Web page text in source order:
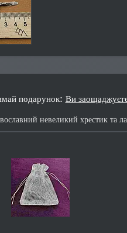
подарунок Ви
невеликий хрестик та